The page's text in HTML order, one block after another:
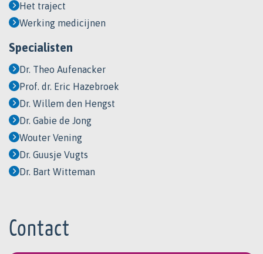
Het traject
Werking medicijnen
Specialisten
Dr. Theo Aufenacker
Prof. dr. Eric Hazebroek
Dr. Willem den Hengst
Dr. Gabie de Jong
Wouter Vening
Dr. Guusje Vugts
Dr. Bart Witteman
Contact